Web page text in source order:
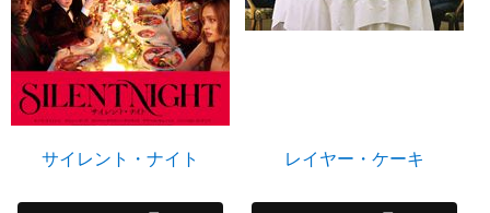
サイレント・ナイト レイヤー・ケーキ